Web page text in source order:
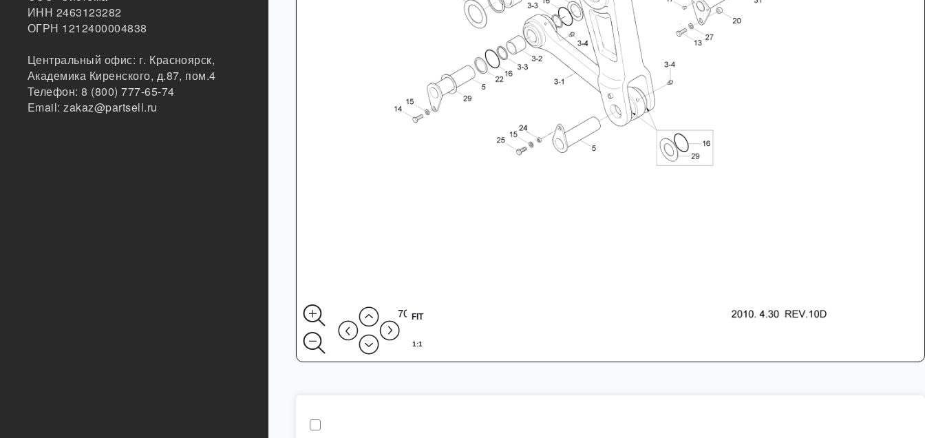
ИНН 2463123282
ОГРН 1212400004838
Центральный офис: г. Красноярск,
Академика Киренского, д.87, пом.4
Телефон:8 (800) 777-65-74
Email:zakaz@partsell.ru
FIT
1:1